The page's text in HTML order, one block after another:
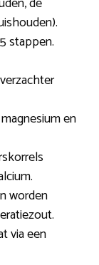
stappen.
en
worden
via een